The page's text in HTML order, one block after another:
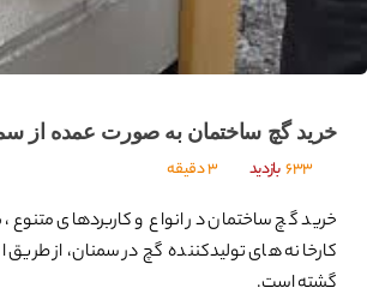
خرید گچ ساختمان به صورت عمده از
633بازدید 3 دقیقه
خرید گچ ساختمان در انواع و کاربردهای
کارخانه های تولیدکننده گچ در سمنان، از طریق
گشته است.